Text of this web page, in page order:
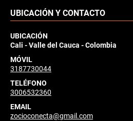
UBICACIÓN Y CONTACTO
UBICACIÓN
Cali - Valle del Cauca - Colombia
MÓVIL
3187730044
TELÉFONO
3006532360
EMAIL
zocioconecta@gmail.com